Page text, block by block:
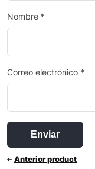
Nombre *
Correo electrónico *
Anterior product